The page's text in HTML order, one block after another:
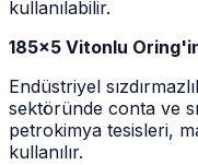
kullanılabilir.
185x5 Vitonlu
Endüstriyel
sektöründe conta ve
petrokimya tesisleri,
kullanılır.